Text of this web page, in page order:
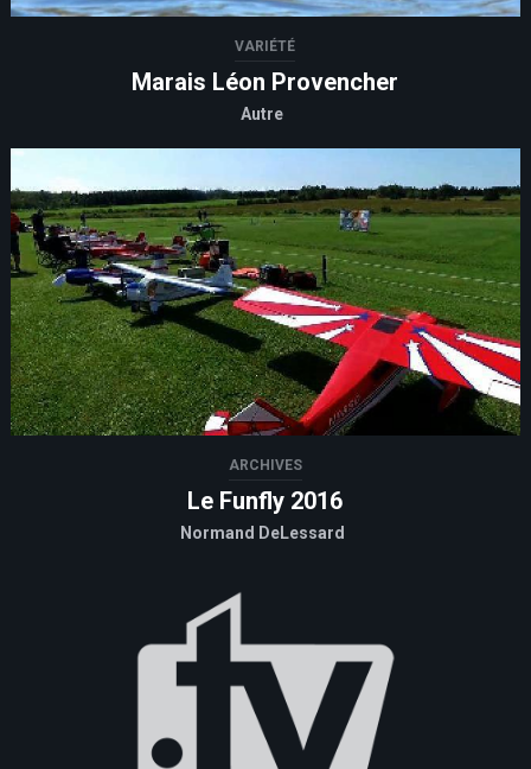
VARIÉTÉ
Marais Léon Provencher
Autre
ARCHIVES
Le Funfly 2016
Normand DeLessard